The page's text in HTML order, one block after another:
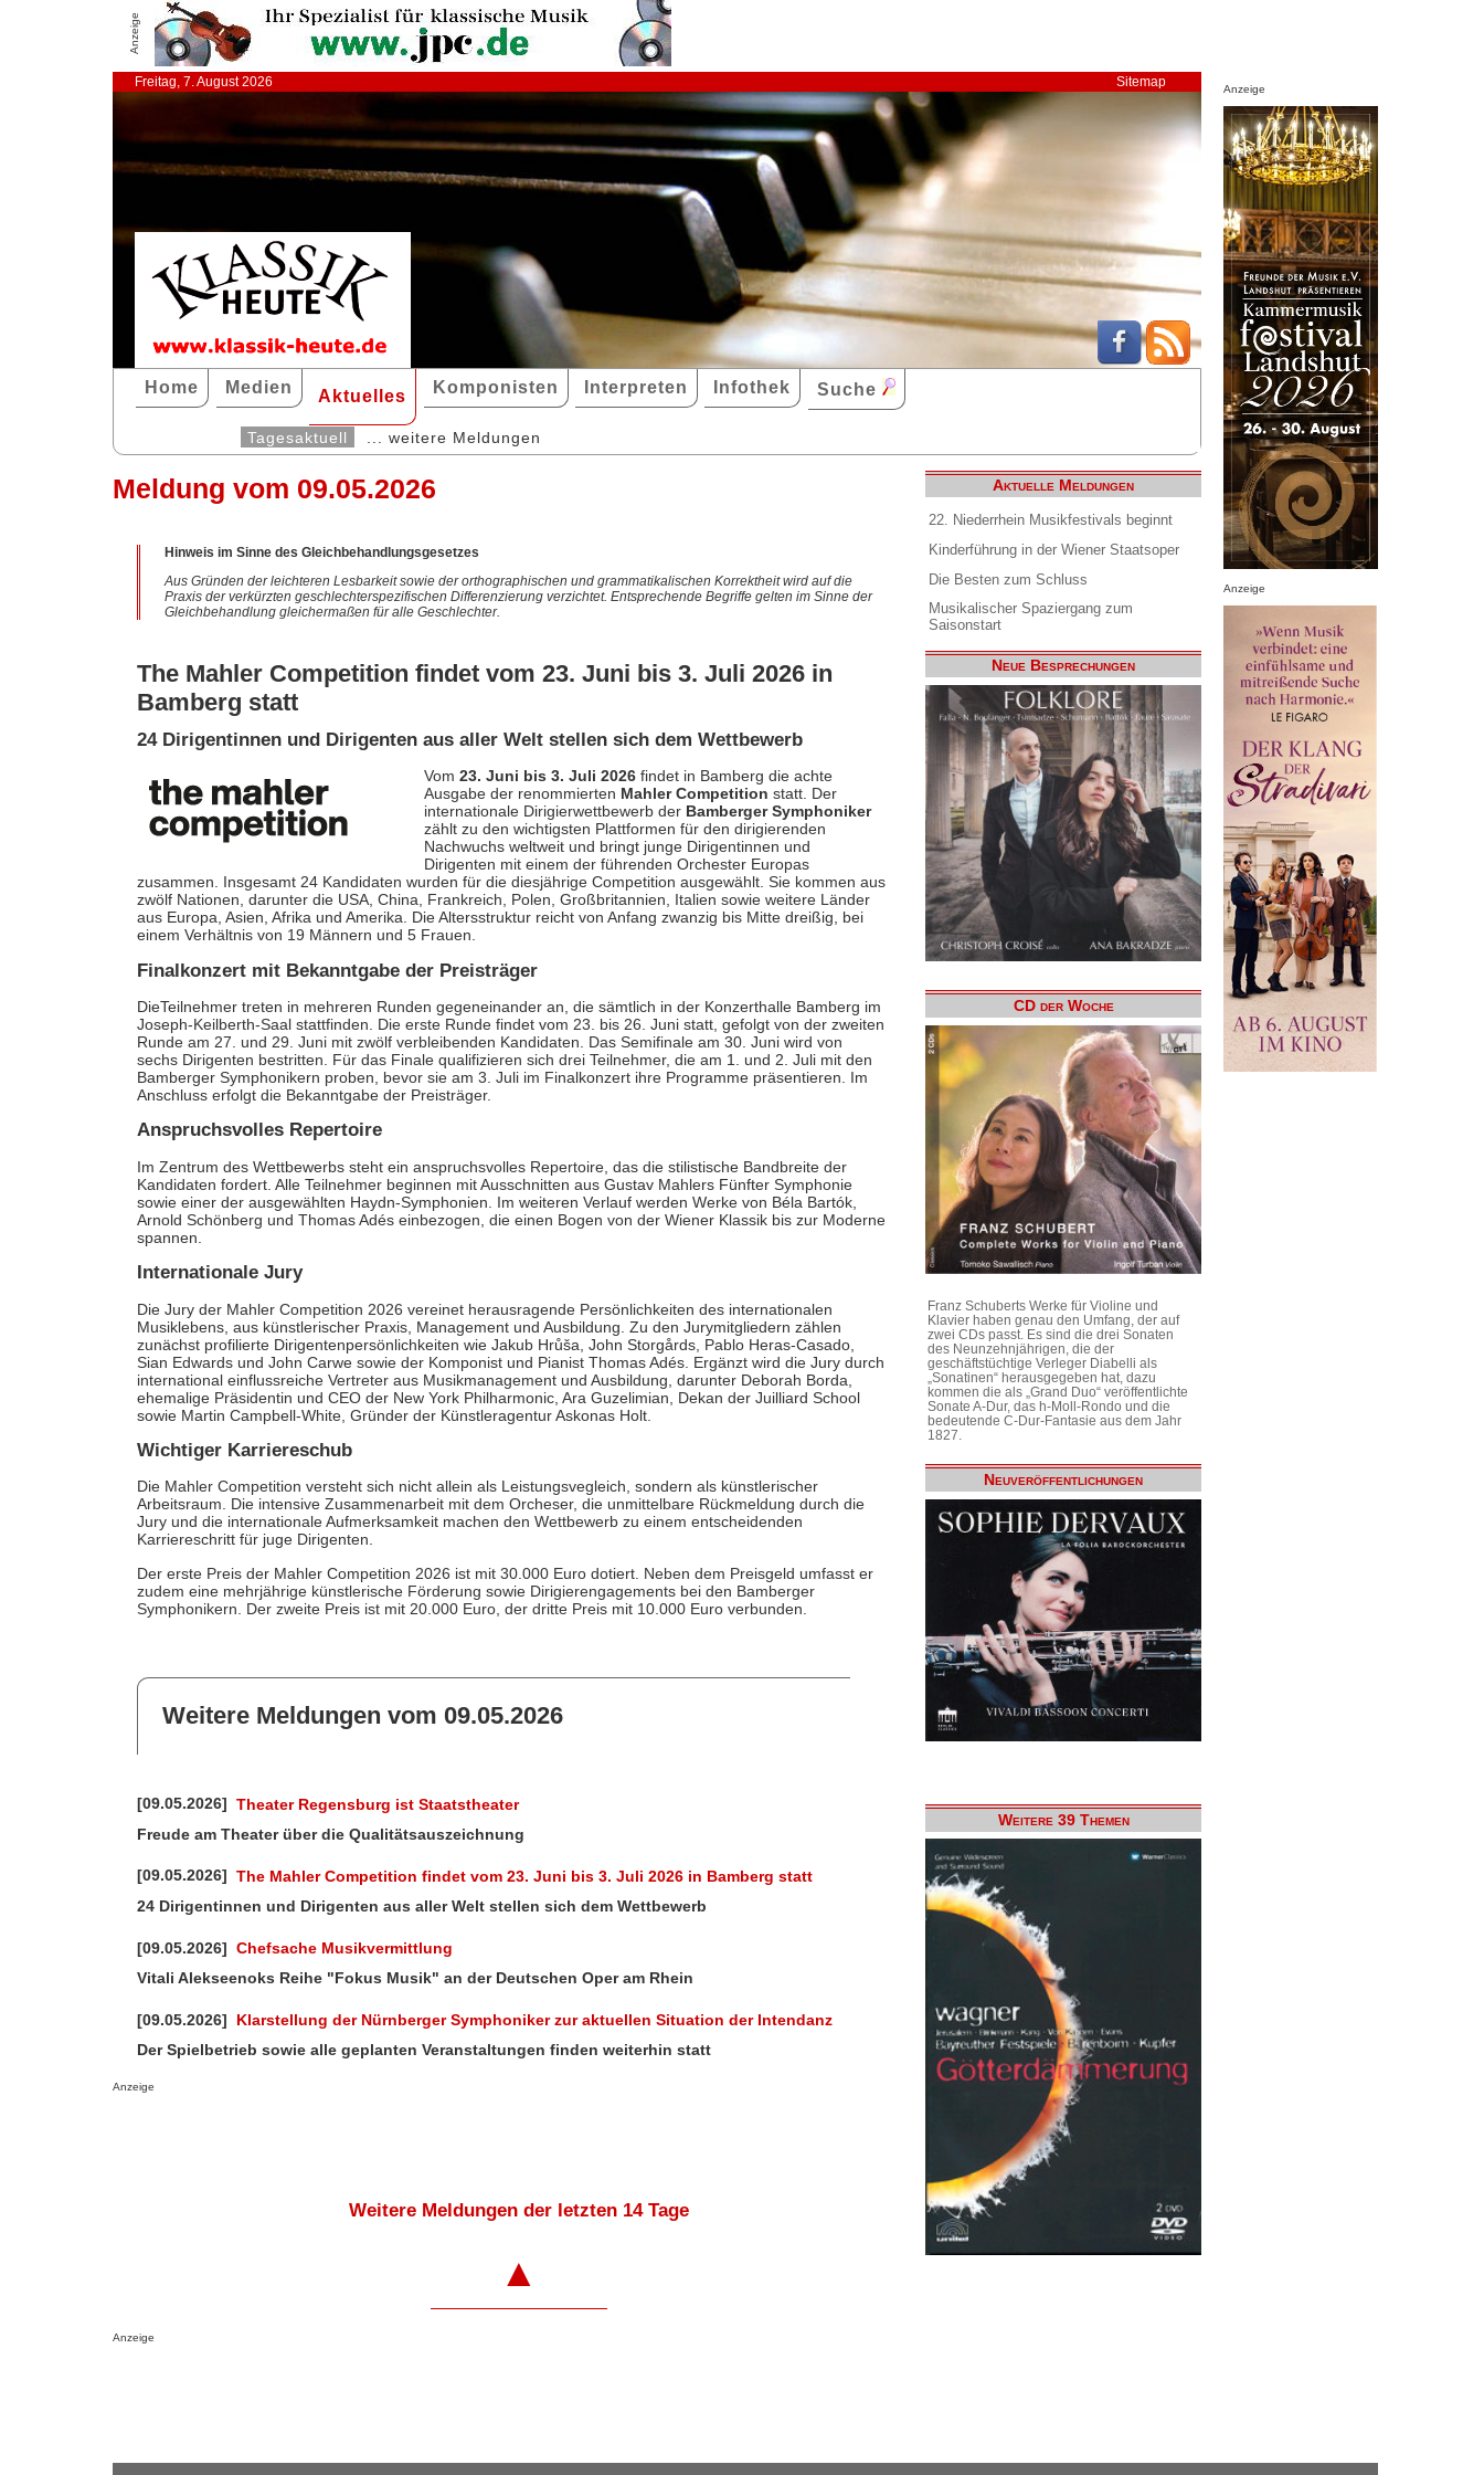
Anzeige
Freitag, 7. August 2026 Sitemap
Home Medien Aktuelles Komponisten Interpreten Infothek Suche
Tagesaktuell ... weitere Meldungen
Meldung vom 09.05.2026
Hinweis im Sinne des Gleichbehandlungsgesetzes
Aus Gründen der leichteren Lesbarkeit sowie der orthographischen und grammatikalischen Korrektheit wird auf die
Praxis der verkürzten geschlechterspezifischen Differenzierung verzichtet. Entsprechende Begriffe gelten im Sinne der
Gleichbehandlung gleichermaßen für alle Geschlechter.
The Mahler Competition findet vom 23. Juni bis 3. Juli 2026 in
Bamberg statt
24 Dirigentinnen und Dirigenten aus aller Welt stellen sich dem Wettbewerb
Vom 23. Juni bis 3. Juli 2026findet in Bamberg die achte
Ausgabe der renommierten Mahler Competition statt. Der
internationale Dirigierwettbewerb der Bamberger Symphoniker
zählt zu den wichtigsten Plattformen für den dirigierenden
Nachwuchs weltweit und bringt junge Dirigentinnen und
Dirigenten mit einem der führenden Orchester Europas
zusammen. Insgesamt 24 Kandidaten wurden für die diesjährige Competition ausgewählt. Sie kommen aus
zwölf Nationen, darunter die USA, China, Frankreich, Polen, Großbritannien, Italien sowie weitere Länder
aus Europa, Asien, Afrika und Amerika. Die Altersstruktur reicht von Anfang zwanzig bis Mitte dreißig, bei
einem Verhältnis von 19 Männern und 5 Frauen.
Finalkonzert mit Bekanntgabe der Preisträger
DieTeilnehmer treten in mehreren Runden gegeneinander an, die sämtlich in der Konzerthalle Bamberg im
Joseph-Keilberth-Saal stattfinden. Die erste Runde findet vom 23. bis 26. Juni statt, gefolgt von der zweiten
Runde am 27. und 29. Juni mit zwölf verbleibenden Kandidaten. Das Semifinale am 30. Juni wird von
sechs Dirigenten bestritten. Für das Finale qualifizieren sich drei Teilnehmer, die am 1. und 2. Juli mit den
Bamberger Symphonikern proben, bevor sie am 3. Juli im Finalkonzert ihre Programme präsentieren. Im
Anschluss erfolgt die Bekanntgabe der Preisträger.
Anspruchsvolles Repertoire
Im Zentrum des Wettbewerbs steht ein anspruchsvolles Repertoire, das die stilistische Bandbreite der
Kandidaten fordert. Alle Teilnehmer beginnen mit Ausschnitten aus Gustav Mahlers Fünfter Symphonie
sowie einer der ausgewählten Haydn-Symphonien. Im weiteren Verlauf werden Werke von Béla Bartók,
Arnold Schönberg und Thomas Adés einbezogen, die einen Bogen von der Wiener Klassik bis zur Moderne
spannen.
Internationale Jury
Die Jury der Mahler Competition 2026 vereinet herausragende Persönlichkeiten des internationalen
Musiklebens, aus künstlerischer Praxis, Management und Ausbildung. Zu den Jurymitgliedern zählen
zunächst profilierte Dirigentenpersönlichkeiten wie Jakub Hrůša, John Storgårds, Pablo Heras-Casado,
Sian Edwards und John Carwe sowie der Komponist und Pianist Thomas Adés. Ergänzt wird die Jury durch
international einflussreiche Vertreter aus Musikmanagement und Ausbildung, darunter Deborah Borda,
ehemalige Präsidentin und CEO der New York Philharmonic, Ara Guzelimian, Dekan der Juilliard School
sowie Martin Campbell-White, Gründer der Künstleragentur Askonas Holt.
Wichtiger Karriereschub
Die Mahler Competition versteht sich nicht allein als Leistungsvegleich, sondern als künstlerischer
Arbeitsraum. Die intensive Zusammenarbeit mit dem Orcheser, die unmittelbare Rückmeldung durch die
Jury und die internationale Aufmerksamkeit machen den Wettbewerb zu einem entscheidenden
Karriereschritt für juge Dirigenten.
Der erste Preis der Mahler Competition 2026 ist mit 30.000 Euro dotiert. Neben dem Preisgeld umfasst er
zudem eine mehrjährige künstlerische Förderung sowie Dirigierengagements bei den Bamberger
Symphonikern. Der zweite Preis ist mit 20.000 Euro, der dritte Preis mit 10.000 Euro verbunden.
Weitere Meldungen vom 09.05.2026
[09.05.2026]
Theater Regensburg ist Staatstheater
Freude am Theater über die Qualitätsauszeichnung
[09.05.2026]
The Mahler Competition findet vom 23. Juni bis 3. Juli 2026 in Bamberg statt
24 Dirigentinnen und Dirigenten aus aller Welt stellen sich dem Wettbewerb
[09.05.2026] Chefsache Musikvermittlung
Vitali Alekseenoks Reihe "Fokus Musik" an der Deutschen Oper am Rhein
[09.05.2026]
Klarstellung der Nürnberger Symphoniker zur aktuellen Situation der Intendanz
Der Spielbetrieb sowie alle geplanten Veranstaltungen finden weiterhin statt
Anzeige
Weitere Meldungen der letzten 14 Tage
▲
Anzeige
Aktuelle Meldungen
22. Niederrhein Musikfestivals beginnt
Kinderführung in der Wiener Staatsoper
Die Besten zum Schluss
Musikalischer Spaziergang zum
Saisonstart
Neue Besprechungen
CD der Woche
Franz Schuberts Werke für Violine und
Klavier haben genau den Umfang, der auf
zwei CDs passt. Es sind die drei Sonaten
des Neunzehnjährigen, die der
geschäftstüchtige Verleger Diabelli als
„Sonatinen“ herausgegeben hat, dazu
kommen die als „Grand Duo“ veröffentlichte
Sonate A-Dur, das h-Moll-Rondo und die
bedeutende C-Dur-Fantasie aus dem Jahr
1827.
Neuveröffentlichungen
Weitere 39 Themen
Anzeige
Anzeige